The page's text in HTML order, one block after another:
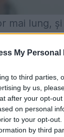
My Personal
to third parties,
by us,
after your opt-
on personal
to your opt-
by third
mai lung,
dreptei şi
Franţa,
cu
până şi